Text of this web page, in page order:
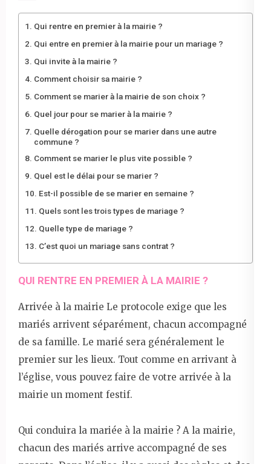
Qui rentre en premier à la mairie ?
Qui entre en premier à la mairie pour un mariage ?
Qui invite à la mairie ?
Comment choisir sa mairie ?
Comment se marier à la mairie de son choix ?
Quel jour pour se marier à la mairie ?
Quelle dérogation pour se marier dans une autre
commune ?
Comment se marier le plus vite possible ?
Quel est le délai pour se marier ?
Est-il possible de se marier en semaine ?
Quels sont les trois types de mariage ?
Quelle type de mariage ?
C’est quoi un mariage sans contrat ?
QUI RENTRE EN PREMIER À LA MAIRIE ?
Arrivée à la mairie Le protocole exige que les
mariés arrivent séparément, chacun accompagné
de sa famille. Le marié sera généralement le
premier sur les lieux. Tout comme en arrivant à
l’église, vous pouvez faire de votre arrivée à la
mairie un moment festif.
Qui conduira la mariée à la mairie ? A la mairie,
chacun des mariés arrive accompagné de ses